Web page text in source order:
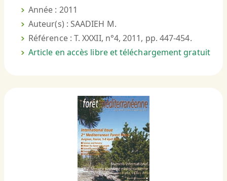
Année : 2011
Auteur(s) : SAADIEH M.
Référence : T. XXXII, n°4, 2011, pp. 447-454.
Article en accès libre et téléchargement gratuit